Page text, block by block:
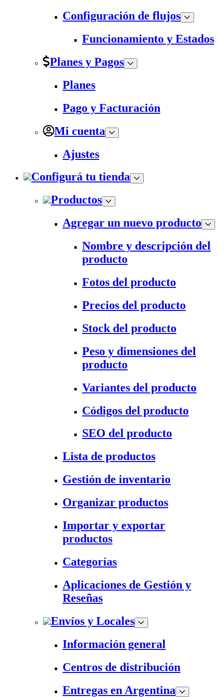
Configuración de flujos
Funcionamiento y Estados
Planes y Pagos
Planes
Pago y Facturación
Mi cuenta
Ajustes
Configurá tu tienda
Productos
Agregar un nuevo producto
Nombre y descripción del
producto
Fotos del producto
Precios del producto
Stock del producto
Peso y dimensiones del
producto
Variantes del producto
Códigos del producto
SEO del producto
Lista de productos
Gestión de inventario
Organizar productos
Importar y exportar
productos
Categorías
Aplicaciones de Gestión y
Reseñas
Envíos y Locales
Información general
Centros de distribución
Entregas en Argentina